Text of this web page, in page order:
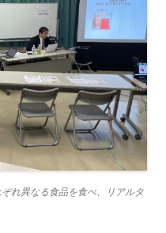
れ異なる食品を食べ、リアルタ